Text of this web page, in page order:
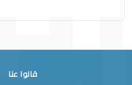
قالوا عنا